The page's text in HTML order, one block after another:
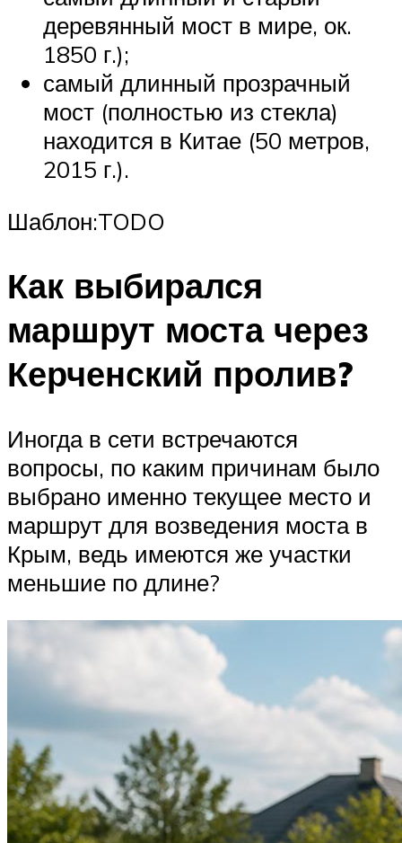
деревянный мост в мире, ок.
1850 г.);
самый длинный прозрачный
мост (полностью из стекла)
находится в Китае (50 метров,
2015 г.).
Шаблон:TODO
Как выбирался
маршрут моста через
Керченский пролив?
Иногда в сети встречаются
вопросы, по каким причинам было
выбрано именно текущее место и
маршрут для возведения моста в
Крым, ведь имеются же участки
меньшие по длине?